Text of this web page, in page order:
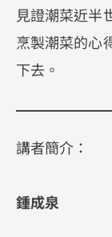
見證潮菜近半
烹製潮菜的心
下去。
講者簡介：
鍾成泉